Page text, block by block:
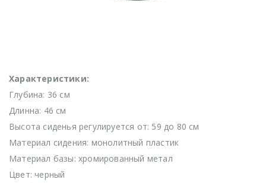
Характеристики:
Глубина: 36 см
Длинна: 46 см
Высота сиденья регулируется от: 59 до 80 см
Материал сидения: монолитный пластик
Материал базы: хромированный метал
Цвет: черный